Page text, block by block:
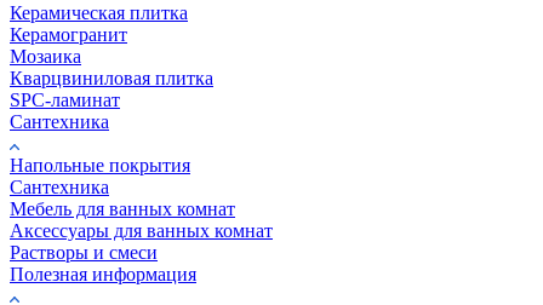
Керамическая плитка
Керамогранит
Мозаика
Кварцвиниловая плитка
SPC-ламинат
Сантехника
Напольные покрытия
Сантехника
Мебель для ванных комнат
Аксессуары для ванных комнат
Растворы и смеси
Полезная информация